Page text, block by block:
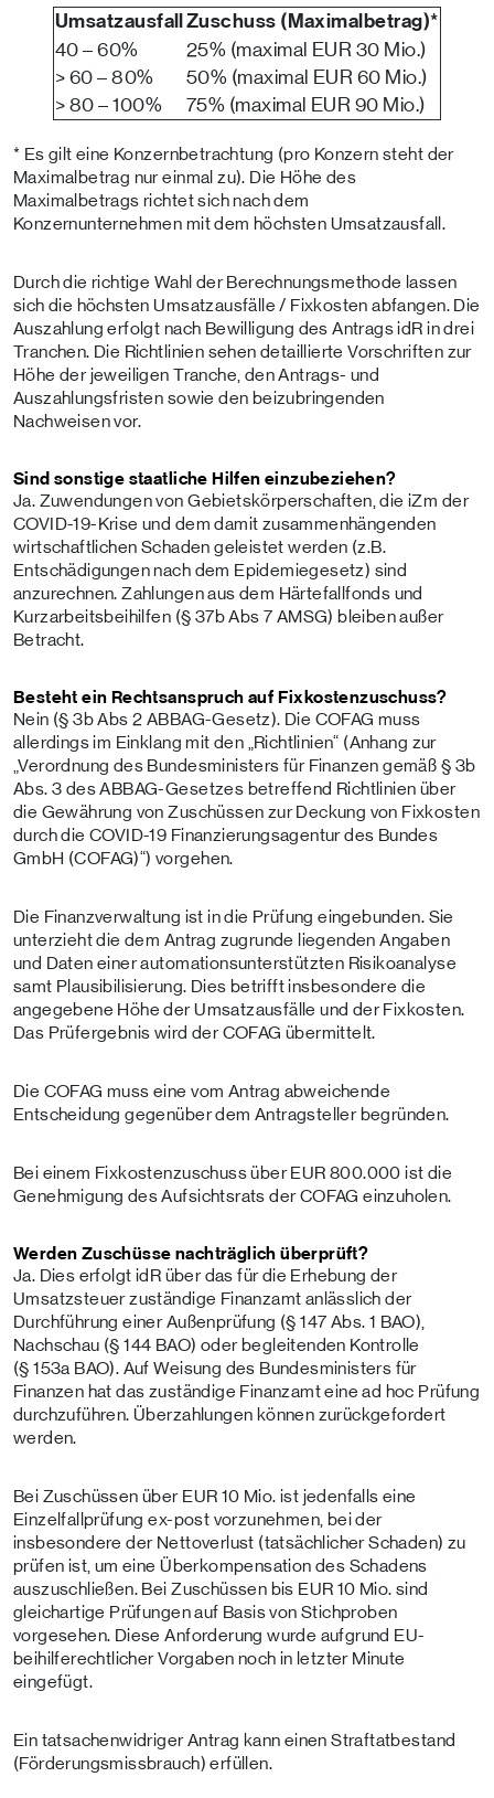
Umsatzausfall
Zuschuss (Maximalbetrag)*
40 – 60%
25% (maximal EUR 30 Mio.)
> 60 – 80%
50% (maximal EUR 60 Mio.)
> 80 – 100%
75% (maximal EUR 90 Mio.)
* Es gilt eine Konzernbetrachtung (pro Konzern steht der
Maximalbetrag nur einmal zu). Die Höhe des
Maximalbetrags richtet sich nach dem
Konzernunternehmen mit dem höchsten Umsatzausfall.
Durch die richtige Wahl der Berechnungsmethode lassen
sich die höchsten Umsatzausfälle / Fixkosten abfangen. Die
Auszahlung erfolgt nach Bewilligung des Antrags idR in drei
Tranchen. Die Richtlinien sehen detaillierte Vorschriften zur
Höhe der jeweiligen Tranche, den Antrags- und
Auszahlungsfristen sowie den beizubringenden
Nachweisen vor.
Sind sonstige staatliche Hilfen einzubeziehen?
Ja. Zuwendungen von Gebietskörperschaften, die iZm der
COVID-19-Krise und dem damit zusammenhängenden
wirtschaftlichen Schaden geleistet werden (z.B.
Entschädigungen nach dem Epidemiegesetz) sind
anzurechnen. Zahlungen aus dem Härtefallfonds und
Kurzarbeitsbeihilfen (§ 37b Abs 7 AMSG) bleiben außer
Betracht.
Besteht ein Rechtsanspruch auf Fixkostenzuschuss?
Nein (§ 3b Abs 2 ABBAG-Gesetz). Die COFAG muss
allerdings im Einklang mit den „Richtlinien“ (Anhang zur
„Verordnung des Bundesministers für Finanzen gemäß § 3b
Abs. 3 des ABBAG-Gesetzes betreffend Richtlinien über
die Gewährung von Zuschüssen zur Deckung von Fixkosten
durch die COVID-19 Finanzierungsagentur des Bundes
GmbH (COFAG)“) vorgehen.
Die Finanzverwaltung ist in die Prüfung eingebunden. Sie
unterzieht die dem Antrag zugrunde liegenden Angaben
und Daten einer automationsunterstützten Risikoanalyse
samt Plausibilisierung. Dies betrifft insbesondere die
angegebene Höhe der Umsatzausfälle und der Fixkosten.
Das Prüfergebnis wird der COFAG übermittelt.
Die COFAG muss eine vom Antrag abweichende
Entscheidung gegenüber dem Antragsteller begründen.
Bei einem Fixkostenzuschuss über EUR 800.000 ist die
Genehmigung des Aufsichtsrats der COFAG einzuholen.
Werden Zuschüsse nachträglich überprüft?
Ja. Dies erfolgt idR über das für die Erhebung der
Umsatzsteuer zuständige Finanzamt anlässlich der
Durchführung einer Außenprüfung (§ 147 Abs. 1 BAO),
Nachschau (§ 144 BAO) oder begleitenden Kontrolle
(§ 153a BAO). Auf Weisung des Bundesministers für
Finanzen hat das zuständige Finanzamt eine ad hoc Prüfung
durchzuführen. Überzahlungen können zurückgefordert
werden.
Bei Zuschüssen über EUR 10 Mio. ist jedenfalls eine
Einzelfallprüfung ex-post vorzunehmen, bei der
insbesondere der Nettoverlust (tatsächlicher Schaden) zu
prüfen ist, um eine Überkompensation des Schadens
auszuschließen. Bei Zuschüssen bis EUR 10 Mio. sind
gleichartige Prüfungen auf Basis von Stichproben
vorgesehen. Diese Anforderung wurde aufgrund EU-
beihilferechtlicher Vorgaben noch in letzter Minute
eingefügt.
Ein tatsachenwidriger Antrag kann einen Straftatbestand
(Förderungsmissbrauch) erfüllen.